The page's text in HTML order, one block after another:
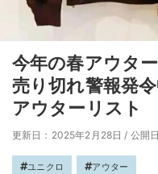
今年の春アウタ
売り切れ警報発
アウターリスト
更新日：2025年2月28日 / 公開
ユニクロ アウター